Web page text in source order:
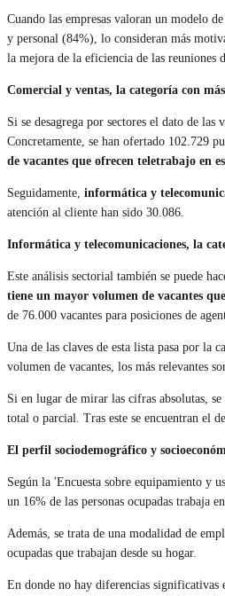
Cuando las empresas valoran un modelo
y personal (84%), lo consideran más
la mejora de la eficiencia de las
Comercial y ventas, la categoría con
Si se desagrega por sectores el dato de
Concretamente, se han ofertado 102.729
de vacantes que ofrecen teletrabajo en
Seguidamente, informática y
atención al cliente han sido 30.086.
Informática y telecomunicaciones, la
Este análisis sectorial también se puede
tiene un mayor volumen de vacantes
de 76.000 vacantes para posiciones de
Una de las claves de esta lista pasa por la
volumen de vacantes, los más relevantes
Si en lugar de mirar las cifras absolutas, se
total o parcial. Tras este se encuentran el de
El perfil sociodemográfico y
Según la 'Encuesta sobre equipamiento y
un 16% de las personas ocupadas trabaja
Además, se trata de una modalidad de
ocupadas que trabajan desde su hogar.
En donde no hay diferencias significativas